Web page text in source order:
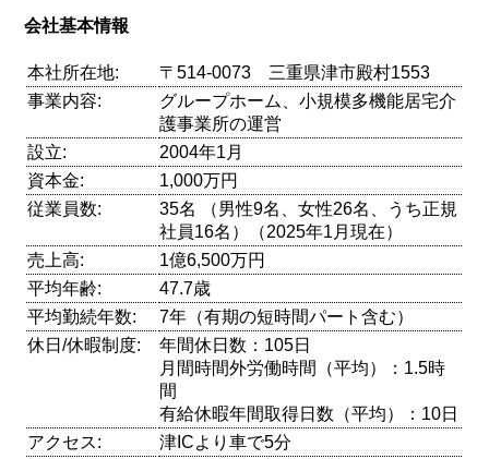
会社基本情報
本社所在地:
〒514-0073 三重県津市殿村1553
事業内容:
グループホーム、小規模多機能居宅介
護事業所の運営
設立:
2004年1月
資本金:
1,000万円
従業員数:
35名 （男性9名、女性26名、うち正規
社員16名）（2025年1月現在）
売上高:
1億6,500万円
平均年齢:
47.7歳
平均勤続年数:
7年（有期の短時間パート含む）
休日/休暇制度:
年間休日数：105日
月間時間外労働時間（平均）：1.5時
間
有給休暇年間取得日数（平均）：10日
アクセス:
津ICより車で5分